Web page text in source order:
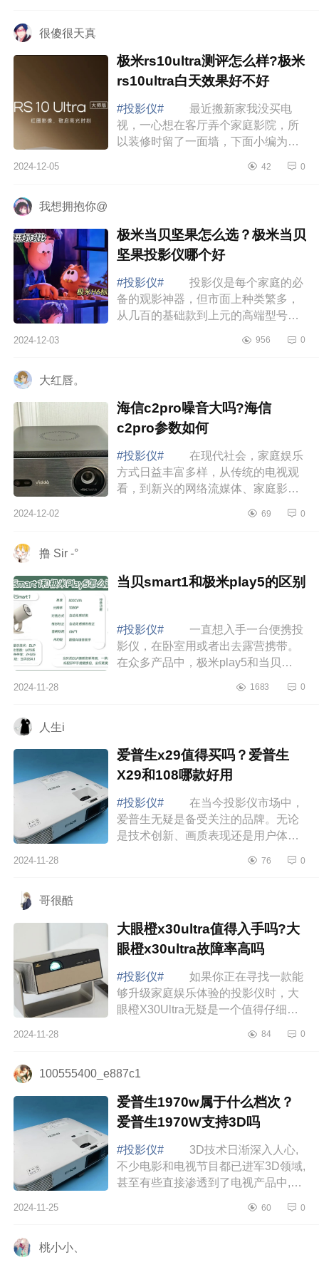
很傻很天真
极米rs10ultra测评怎么样?极米
rs10ultra白天效果好不好
#投影仪#
最近搬新家我没买电
视，一心想在客厅弄个家庭影院，所
以装修时留了一面墙，下面小编为大
米rs10ultra白天效果好不好 极米
2024-12-05 42 0
我想拥抱你@
极米当贝坚果怎么选？极米当贝
坚果投影仪哪个好
#投影仪#
投影仪是每个家庭的必
备的观影神器，但市面上种类繁多，
从几百的基础款到上元的高端型号，
易。下面小编为大家介绍下极米当贝
2024-12-03 956 0
大红唇。
海信c2pro噪音大吗?海信
c2pro参数如何
#投影仪#
在现代社会，家庭娱乐
方式日益丰富多样，从传统的电视观
看，到新兴的网络流媒体、家庭影院
面小编为大家介绍下海信c2pro噪音大
2024-12-02 69 0
撸 Sir -°
当贝smart1和极米play5的区别
#投影仪#
一直想入手一台便携投
影仪，在卧室用或者出去露营携带。
在众多产品中，极米play5和当贝
评感觉参数不相上下，纠结许久后，
2024-11-28 1683 0
人生i
爱普生x29值得买吗？爱普生
X29和108哪款好用
#投影仪#
在当今投影仪市场中，
爱普生无疑是备受关注的品牌。无论
是技术创新、画质表现还是用户体
值得买吗？爱普生X29和108哪款好
2024-11-28 76 0
哥很酷
大眼橙x30ultra值得入手吗?大
眼橙x30ultra故障率高吗
#投影仪#
如果你正在寻找一款能
够升级家庭娱乐体验的投影仪时，大
眼橙X30Ultra无疑是一个值得仔细考
眼橙x30ultra值得入手吗?大眼橙
2024-11-28 84 0
100555400_e887c1
爱普生1970w属于什么档次？
爱普生1970W支持3D吗
#投影仪#
3D技术日渐深入人心,
不少电影和电视节目都已进军3D领域,
甚至有些直接渗透到了电视产品中,打
为大家介绍下爱普生1970w属于什么
2024-11-25 60 0
桃小小、